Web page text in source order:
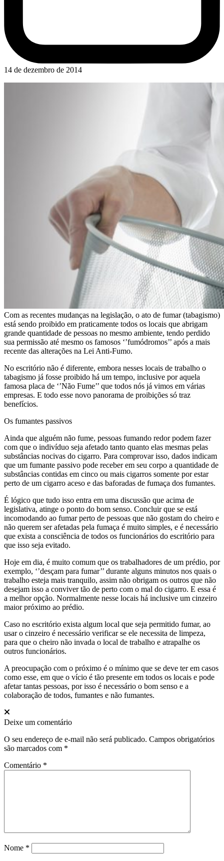
14 de dezembro de 2014
Com as recentes mudanças na legislação, o ato de fumar (tabagismo)
está sendo proibido em praticamente todos os locais que abrigam
grande quantidade de pessoas no mesmo ambiente, tendo perdido
sua permissão até mesmo os famosos ‘’fumódromos’’ após a mais
recente das alterações na Lei Anti-Fumo.
No escritório não é diferente, embora nesses locais de trabalho o
tabagismo já fosse proibido há um tempo, inclusive por aquela
famosa placa de ‘’Não Fume’’ que todos nós já vimos em várias
empresas. E todo esse novo panorama de proibições só traz
benefícios.
Os fumantes passivos
Ainda que alguém não fume, pessoas fumando redor podem fazer
com que o indivíduo seja afetado tanto quanto elas mesmas pelas
substâncias nocivas do cigarro. Para comprovar isso, dados indicam
que um fumante passivo pode receber em seu corpo a quantidade de
substâncias contidas em cinco ou mais cigarros somente por estar
perto de um cigarro aceso e das baforadas de fumaça dos fumantes.
É lógico que tudo isso entra em uma discussão que acima de
legislativa, atinge o ponto do bom senso. Concluir que se está
incomodando ao fumar perto de pessoas que não gostam do cheiro e
não querem ser afetadas pela fumaça é muito simples, e é necessário
que exista a consciência de todos os funcionários do escritório para
que isso seja evitado.
Hoje em dia, é muito comum que os trabalhadores de um prédio, por
exemplo, ‘’desçam para fumar’’ durante alguns minutos nos quais o
trabalho esteja mais tranquilo, assim não obrigam os outros que não
desejam isso a conviver tão de perto com o mal do cigarro. E essa é
a melhor opção. Normalmente nesse locais há inclusive um cinzeiro
maior próximo ao prédio.
Caso no escritório exista algum local que seja permitido fumar, ao
usar o cinzeiro é necessário verificar se ele necessita de limpeza,
para que o cheiro não invada o local de trabalho e atrapalhe os
outros funcionários.
A preocupação com o próximo é o mínimo que se deve ter em casos
como esse, em que o vício é tão presente em todos os locais e pode
afetar tantas pessoas, por isso é necessário o bom senso e a
colaboração de todos, fumantes e não fumantes.
Deixe um comentário
O seu endereço de e-mail não será publicado. Campos obrigatórios
são marcados com *
Comentário *
Nome *